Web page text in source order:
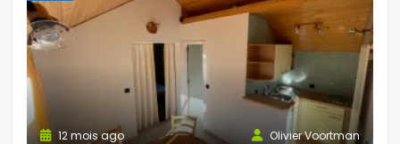
Olivier Voortman
12 mois ago